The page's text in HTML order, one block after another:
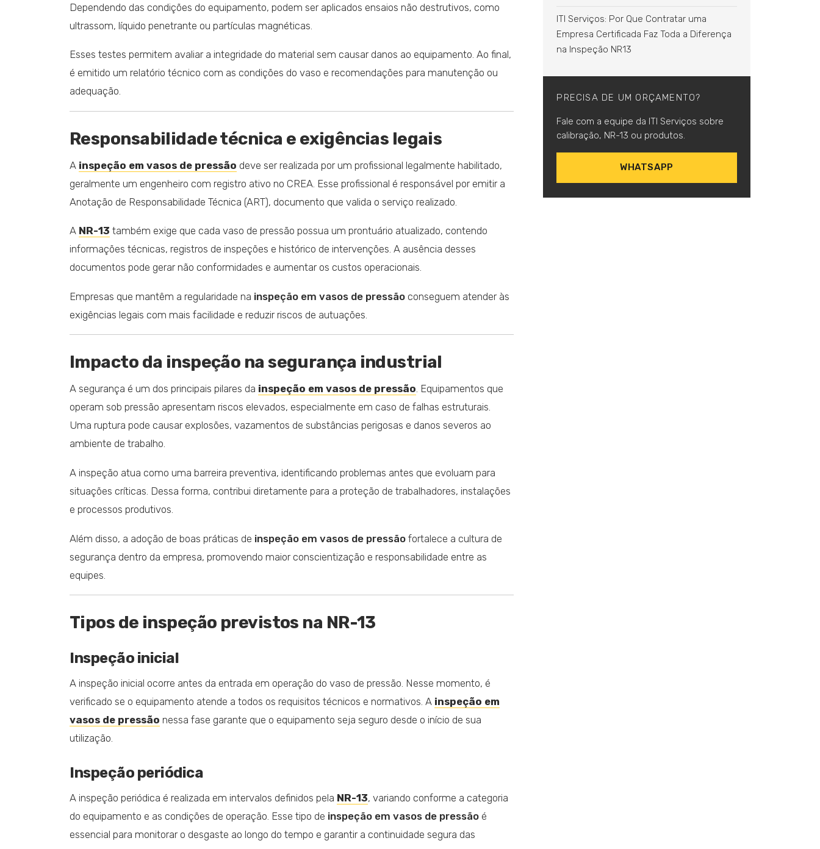
Dependendo das condições do equipamento, podem ser aplicados ensaios não destrutivos, como
ultrassom, líquido penetrante ou partículas magnéticas.
Esses testes permitem avaliar a integridade do material sem causar danos ao equipamento. Ao final,
é emitido um relatório técnico com as condições do vaso e recomendações para manutenção ou
adequação.
Responsabilidade técnica e exigências legais
A inspeção em vasos de pressão deve ser realizada por um profissional legalmente habilitado,
geralmente um engenheiro com registro ativo no CREA. Esse profissional é responsável por emitir a
Anotação de Responsabilidade Técnica (ART), documento que valida o serviço realizado.
A NR-13 também exige que cada vaso de pressão possua um prontuário atualizado, contendo
informações técnicas, registros de inspeções e histórico de intervenções. A ausência desses
documentos pode gerar não conformidades e aumentar os custos operacionais.
Empresas que mantêm a regularidade na inspeção em vasos de pressão conseguem atender às
exigências legais com mais facilidade e reduzir riscos de autuações.
Impacto da inspeção na segurança industrial
A segurança é um dos principais pilares da inspeção em vasos de pressão. Equipamentos que
operam sob pressão apresentam riscos elevados, especialmente em caso de falhas estruturais.
Uma ruptura pode causar explosões, vazamentos de substâncias perigosas e danos severos ao
ambiente de trabalho.
A inspeção atua como uma barreira preventiva, identificando problemas antes que evoluam para
situações críticas. Dessa forma, contribui diretamente para a proteção de trabalhadores, instalações
e processos produtivos.
Além disso, a adoção de boas práticas de inspeção em vasos de pressão fortalece a cultura de
segurança dentro da empresa, promovendo maior conscientização e responsabilidade entre as
equipes.
Tipos de inspeção previstos na NR-13
Inspeção inicial
A inspeção inicial ocorre antes da entrada em operação do vaso de pressão. Nesse momento, é
verificado se o equipamento atende a todos os requisitos técnicos e normativos. A inspeção em
vasos de pressão nessa fase garante que o equipamento seja seguro desde o início de sua
utilização.
Inspeção periódica
A inspeção periódica é realizada em intervalos definidos pela NR-13, variando conforme a categoria
do equipamento e as condições de operação. Esse tipo de inspeção em vasos de pressão é
essencial para monitorar o desgaste ao longo do tempo e garantir a continuidade segura das
ITI Serviços: Por Que Contratar uma
Empresa Certificada Faz Toda a Diferença
na Inspeção NR13
PRECISA DE UM ORÇAMENTO?
Fale com a equipe da ITI Serviços sobre
calibração, NR-13 ou produtos.
WHATSAPP